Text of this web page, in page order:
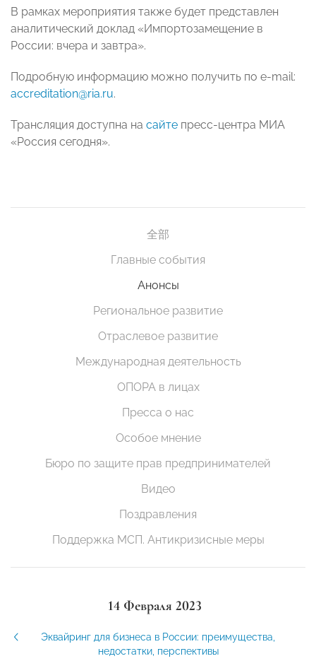
В рамках мероприятия также будет представлен
аналитический доклад «Импортозамещение в
России: вчера и завтра».
Подробную информацию можно получить по e-mail:
accreditation@ria.ru.
Трансляция доступна на сайте пресс-центра МИА
«Россия сегодня».
全部
Главные события
Анонсы
Региональное развитие
Отраслевое развитие
Международная деятельность
ОПОРА в лицах
Пресса о нас
Особое мнение
Бюро по защите прав предпринимателей
Видео
Поздравления
Поддержка МСП. Антикризисные меры
14 Февраля 2023
Эквайринг для бизнеса в России: преимущества,
недостатки, перспективы